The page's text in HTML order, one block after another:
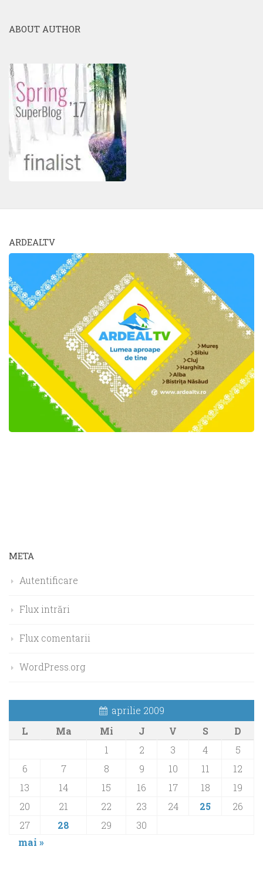
ABOUT AUTHOR
ARDEALTV
META
Autentificare
Flux intrări
Flux comentarii
WordPress.org
aprilie 2009
L
Ma Mi J V S
D
1
2 3 4
5
6
7 8 9 10 11
12
13
14 15 16 17 18
19
20
21 22 23 24 25
26
27
28 29
30
mai »